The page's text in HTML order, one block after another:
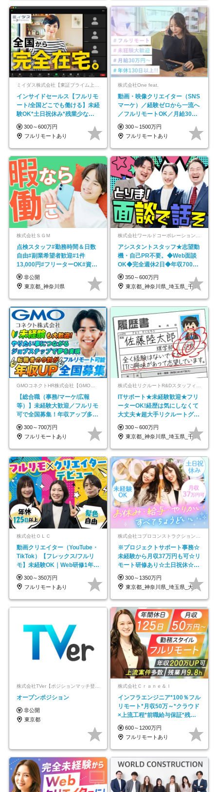
ミイダス株式会社【東証プライム上場パーソルグループ】
インサイドセールス【フルリモ
ート/全国どこでも働ける】未経
験OK*土日祝休み*残業少なめ*
在宅勤務手当あり
300～600万円
フルリモートあり
株式会社One feat.
動画・映像クリエイター（SNS
マーケ）／経験ゼロから一流へ
／フルリモートOK／月給30万
円～／年休130日以上
300～1500万円
フルリモートあり
株式会社ＳＧＭ
点検スタッフ#勤務時間＆日数
自由#副業希望者歓迎#1件
13,000円#フリーターOK#資格
スキル不要
非公開
東京都_神奈川県
アシスタントスタッフ★志望動
機・自己PR不要。◆Web面談
OK◆完全週休2日◆年収700万
円可/p13
350～600万円
東京都_神奈川県_埼玉県_千葉県_大阪府…
GMOコネクトHR株式会社【GMOインターネットグループ】
【総合職（事務/マーケ/広報
等）】未経験大歓迎／フルリモ
可で全国募集！年収アップ多数
★年休最大130日★
300～700万円
フルリモートあり
ITサポート★未経験歓迎★フリ
ーターOK!経歴は気にしなくて
大丈夫★超大手リクルートグル
ープの正社員/sg
300～600万円
東京都_神奈川県_埼玉県_千葉県_大阪府…
株式会社ＯＬＣ
動画クリエイター（YouTube・
TikTok）【フレックス/フルリ
モ】未経験OK｜Web研修1年間
｜副業OK
300～350万円
フルリモートあり
※プロジェクトサポート事務☆
未経験から月収37万円も可☆リ
モート研修あり☆土日祝休☆20
代～30代活躍/b
300～1350万円
東京都_神奈川県_埼玉県_大阪府_愛知県…
株式会社TVer【ポジションマッチ登録】
オープンポジション
非公開
東京都
株式会社Ｃｒａｎｅ＆Ｉ
インフラエンジニア*100％フル
リモート*月収50万～*クラウド
×上流工程*前職給与保証*残業
月9.8h
600～1200万円
フルリモートあり